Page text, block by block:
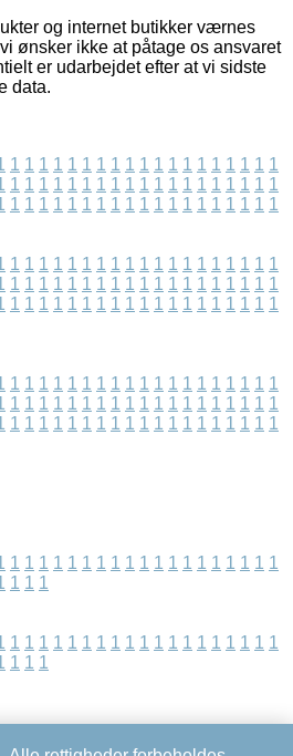
og internet butikker værnes
ønsker ikke at påtage os ansvaret
er udarbejdet efter at vi sidste
data.
1 1 1 1 1 1 1 1 1 1 1 1 1 1 1 1 1 1 1
1 1 1 1 1 1 1 1 1 1 1 1 1 1 1 1 1 1 1
1 1 1 1 1 1 1 1 1 1 1 1 1 1 1 1 1 1 1
1 1 1 1 1 1 1 1 1 1 1 1 1 1 1 1 1 1 1
1 1 1 1 1 1 1 1 1 1 1 1 1 1 1 1 1 1 1
1 1 1 1 1 1 1 1 1 1 1 1 1 1 1 1 1 1 1
1 1 1 1 1 1 1 1 1 1 1 1 1 1 1 1 1 1 1
1 1 1 1 1 1 1 1 1 1 1 1 1 1 1 1 1 1 1
1 1 1 1 1 1 1 1 1 1 1 1 1 1 1 1 1 1 1
1 1 1 1 1 1 1 1 1 1 1 1 1 1 1 1 1 1 1
1 1 1
1 1 1 1 1 1 1 1 1 1 1 1 1 1 1 1 1 1 1
1 1 1